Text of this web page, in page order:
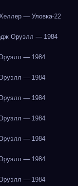
— Уловка-22
Оруэлл — 1984
— 1984
— 1984
— 1984
— 1984
— 1984
— 1984
— 1984